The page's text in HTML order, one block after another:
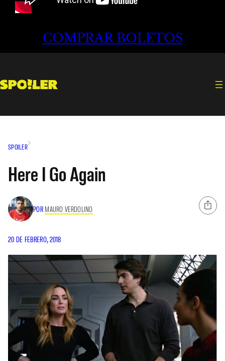
COMPRAR BOLETOS
SPOILER
Here I Go Again
POR MAURO VERDOLINO
20 DE FEBRERO, 2018